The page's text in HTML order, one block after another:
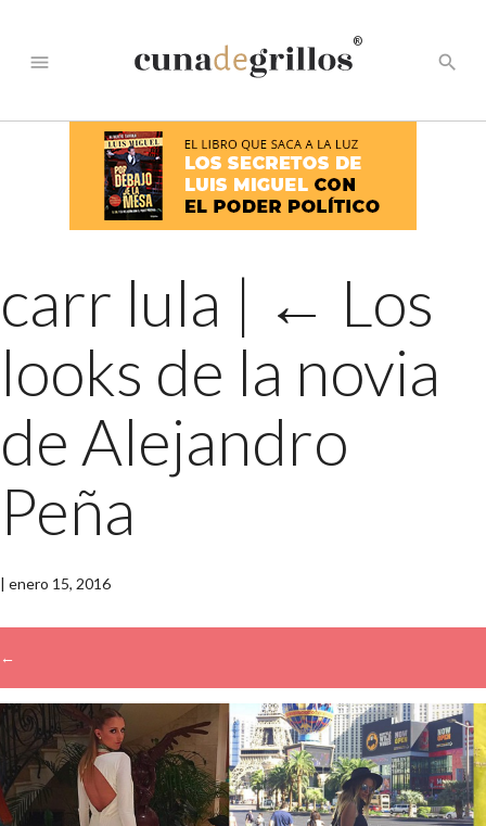
menu
®
search
carr lula | ← Los
looks de la novia
de Alejandro
Peña
| enero 15, 2016
←